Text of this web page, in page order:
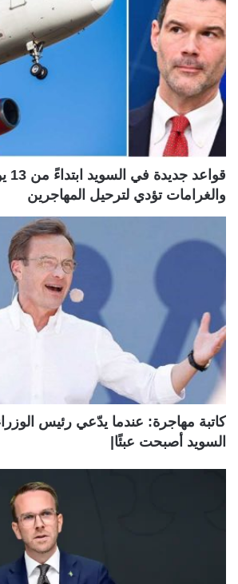
والغرامات تؤدي لترحيل المهاجرين
كاتبة مهاجرة: عندما يدّعي رئيس
السويد أصبحت عبئًا|